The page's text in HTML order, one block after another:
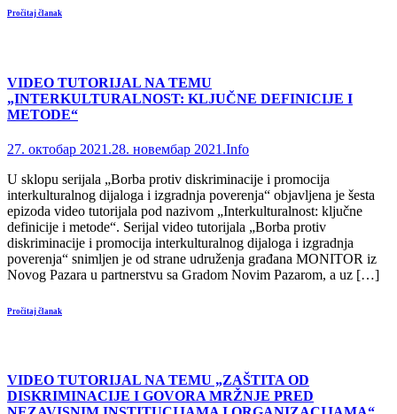
Pročitaj članak
VIDEO TUTORIJAL NA TEMU
„INTERKULTURALNOST: KLJUČNE DEFINICIJE I
METODE“
27. октобар 2021.28. новембар 2021.Info
U sklopu serijala „Borba protiv diskriminacije i promocija
interkulturalnog dijaloga i izgradnja poverenja“ objavljena je šesta
epizoda video tutorijala pod nazivom „Interkulturalnost: ključne
definicije i metode“. Serijal video tutorijala „Borba protiv
diskriminacije i promocija interkulturalnog dijaloga i izgradnja
poverenja“ snimljen je od strane udruženja građana MONITOR iz
Novog Pazara u partnerstvu sa Gradom Novim Pazarom, a uz […]
Pročitaj članak
VIDEO TUTORIJAL NA TEMU „ZAŠTITA OD
DISKRIMINACIJE I GOVORA MRŽNJE PRED